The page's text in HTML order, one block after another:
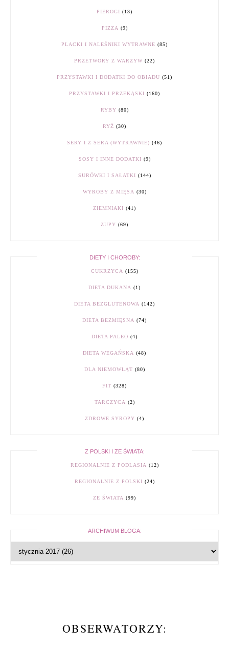
PIEROGI (13)
PIZZA (9)
PLACKI I NALEŚNIKI WYTRAWNE (85)
PRZETWORY Z WARZYW (22)
PRZYSTAWKI I DODATKI DO OBIADU (51)
PRZYSTAWKI I PRZEKĄSKI (160)
RYBY (80)
RYŻ (30)
SERY I Z SERA (WYTRAWNIE) (46)
SOSY I INNE DODATKI (9)
SURÓWKI I SAŁATKI (144)
WYROBY Z MIĘSA (30)
ZIEMNIAKI (41)
ZUPY (69)
DIETY I CHOROBY:
CUKRZYCA (155)
DIETA DUKANA (1)
DIETA BEZGLUTENOWA (142)
DIETA BEZMIĘSNA (74)
DIETA PALEO (4)
DIETA WEGAŃSKA (48)
DLA NIEMOWLĄT (80)
FIT (328)
TARCZYCA (2)
ZDROWE SYROPY (4)
Z POLSKI I ZE ŚWIATA:
REGIONALNIE Z PODLASIA (12)
REGIONALNIE Z POLSKI (24)
ZE ŚWIATA (99)
ARCHIWUM BLOGA:
OBSERWATORZY: